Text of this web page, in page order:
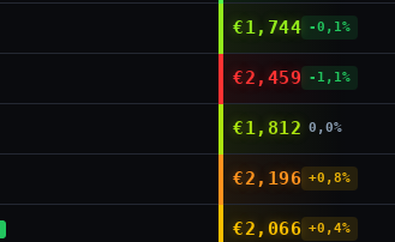
€1,744 -0,1%
€2,459 -1,1%
€1,812 0,0%
€2,196 +0,8%
€2,066 +0,4%